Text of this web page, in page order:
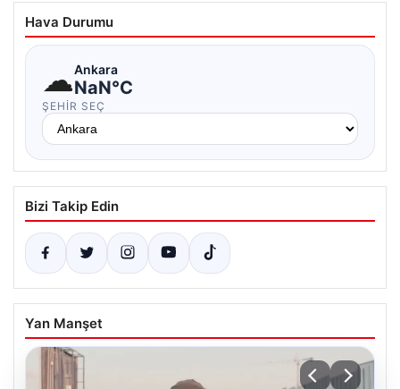
Hava Durumu
☁Ankara
NaN°C
ŞEHIR SEÇ
Bizi Takip Edin
Yan Manşet